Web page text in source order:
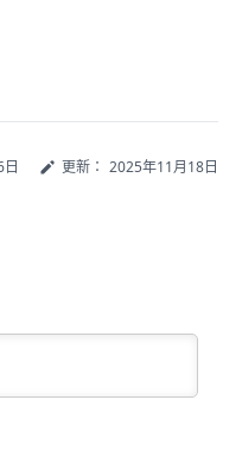
更新： 2025年11月18日